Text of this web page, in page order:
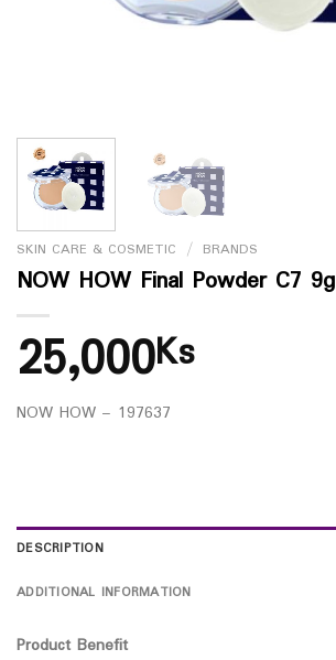
SKIN CARE & COSMETIC / BRANDS
NOW HOW Final Powder C7 9g
25,000Ks
NOW HOW – 197637
DESCRIPTION
ADDITIONAL INFORMATION
Product Benefit